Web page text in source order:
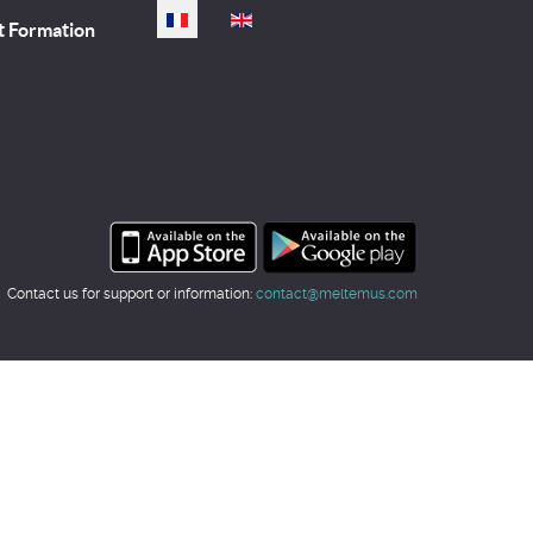
Formation
Sélectionnez votre langue
Contact us for support or information: contact@meltemus.com